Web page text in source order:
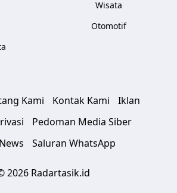
Wisata
Otomotif
Kami Kontak Kami
Iklan
Pedoman Media Siber
Saluran WhatsApp
2026 Radartasik.id